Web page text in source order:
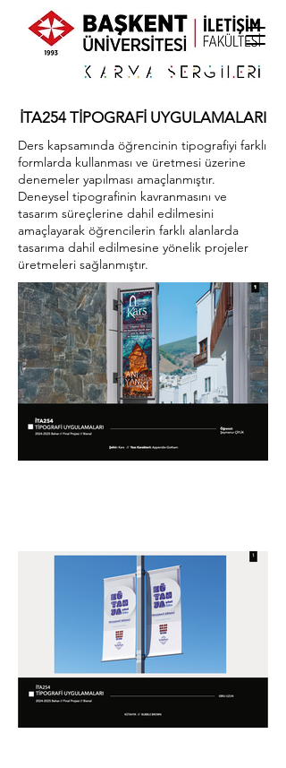
İTA254 TİPOGRAFİ UYGULAMALARI
Ders kapsamında öğrencinin tipografiyi farklı
formlarda kullanması ve üretmesi üzerine
denemeler yapılması amaçlanmıştır.
Deneysel tipografinin kavranmasını ve
tasarım süreçlerine dahil edilmesini
amaçlayarak öğrencilerin farklı alanlarda
tasarıma dahil edilmesine yönelik projeler
üretmeleri sağlanmıştır.